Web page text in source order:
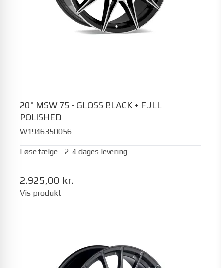
20" MSW 75 - GLOSS BLACK + FULL
POLISHED
W1946350056
Løse fælge - 2-4 dages levering
2.925,00 kr.
Vis produkt